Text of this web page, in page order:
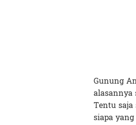
Gunung
alasannya
Tentu
siapa